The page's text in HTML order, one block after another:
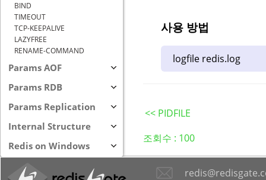
BIND
TIMEOUT
TCP-KEEPALIVE
LAZYFREE
RENAME-COMMAND
Params AOF
Params RDB
Params Replication
Internal Structure
Redis on Windows
사용 방법
logfile redis.log
<< PIDFILE
조회수 : 100